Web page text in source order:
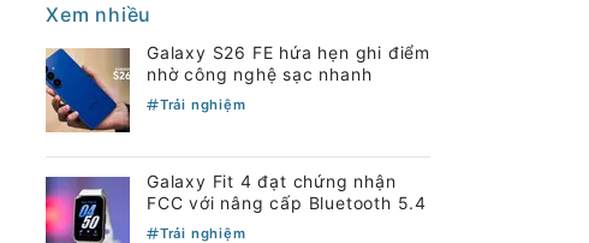
Xem nhiều
Galaxy S26 FE hứa hẹn ghi điểm
nhờ công nghệ sạc nhanh
Trải nghiệm
Galaxy Fit 4 đạt chứng nhận
FCC với nâng cấp Bluetooth 5.4
Trải nghiệm